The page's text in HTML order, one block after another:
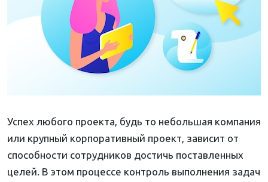
Успех любого проекта, будь то небольшая компания
или крупный корпоративный проект, зависит от
способности сотрудников достичь поставленных
целей. В этом процессе контроль выполнения задач